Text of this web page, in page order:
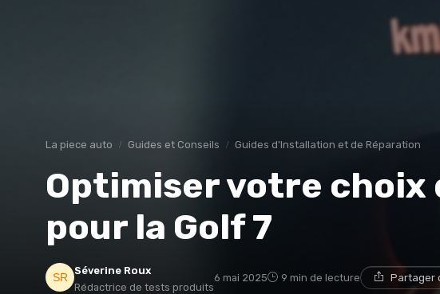
La piece auto Guides et Conseils Guides d'Installation et de Réparation
Optimiser votre choix
pour la Golf 7
Séverine Roux
Rédactrice de tests produits
6 mai 2025 9 min de lecture Partager